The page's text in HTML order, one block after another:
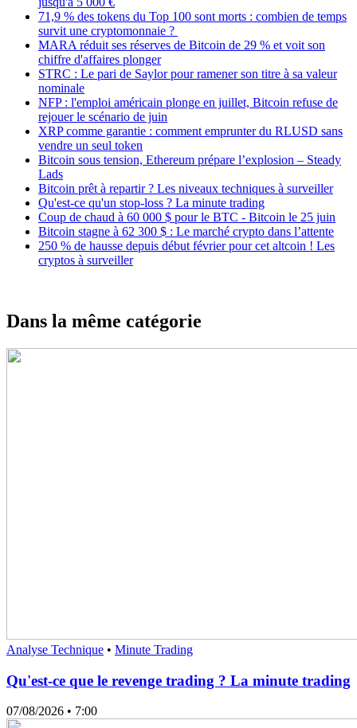
71,9 % des tokens du Top 100 sont morts : combien de temps
survit une cryptomonnaie ?
MARA réduit ses réserves de Bitcoin de 29 % et voit son
chiffre d'affaires plonger
STRC : Le pari de Saylor pour ramener son titre à sa valeur
nominale
NFP : l'emploi américain plonge en juillet, Bitcoin refuse de
rejouer le scénario de juin
XRP comme garantie : comment emprunter du RLUSD sans
vendre un seul token
Bitcoin sous tension, Ethereum prépare l’explosion – Steady
Lads
Bitcoin prêt à repartir ? Les niveaux techniques à surveiller
Qu'est-ce qu'un stop-loss ? La minute trading
Coup de chaud à 60 000 $ pour le BTC - Bitcoin le 25 juin
Bitcoin stagne à 62 300 $ : Le marché crypto dans l’attente
250 % de hausse depuis début février pour cet altcoin ! Les
cryptos à surveiller
Dans la même catégorie
Analyse Technique • Minute Trading
Qu'est-ce que le revenge trading ? La minute trading
07/08/2026 • 7:00